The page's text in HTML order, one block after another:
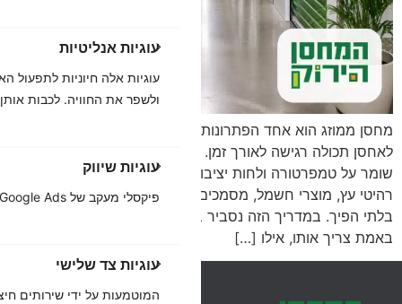
עוגיות אנליטיות
ולשפר את החוויה. לכבות
עוגיות שיווק
פיקסלי מעקב של Facebook, Google Ads ורשתות פרסום המאפשרות להציג פרסומות רלוונטיות.
עוגיות צד שלישי
המוטמעות על ידי שירותים
מחסן ממוזג הוא אחד הפתרונות החשובים ביותר לכל מי שצריך
לאחסן תכולה רגישה לאורך זמן. בניגוד למחסן רגיל, מחסן ממוזג
שומר על טמפרטורה ולחות יציבות לאורך כל השנה, וכך מגן על
רהיטי עץ, מוצרי חשמל, מסמכים ופריטים יקרי ערך מפני נזק
בלתי הפיך. במדריך הזה נסביר בדיוק מהו מחסן ממוזג, מתי
באמת צריך אותו, אילו […]